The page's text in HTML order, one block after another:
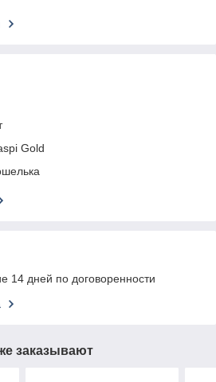
Gold
14 дней по договоренности
заказывают